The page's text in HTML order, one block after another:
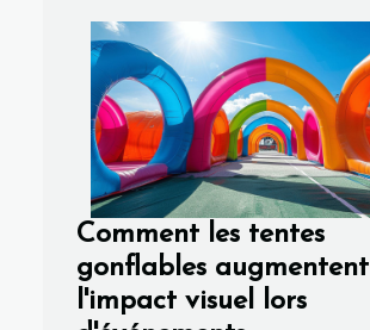
Comment les tentes
gonflables augmentent
l'impact visuel lors